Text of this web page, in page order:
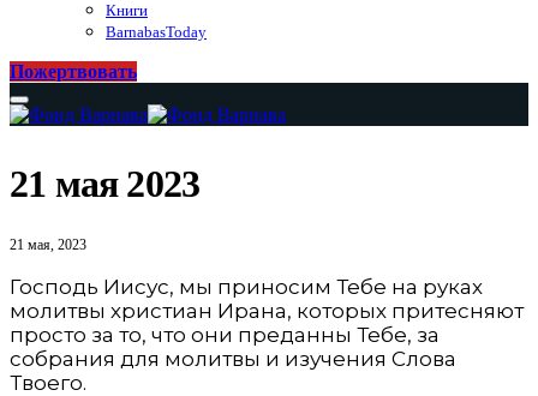
Книги
BarnabasToday
Пожертвовать
21 мая 2023
21 мая, 2023
Господь Иисус, мы приносим Тебе на руках
молитвы христиан Ирана, которых притесняют
просто за то, что они преданны Тебе, за
собрания для молитвы и изучения Слова
Твоего.